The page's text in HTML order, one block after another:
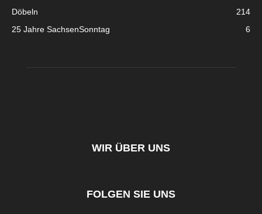
Döbeln
214
25 Jahre SachsenSonntag
6
WIR ÜBER UNS
FOLGEN SIE UNS